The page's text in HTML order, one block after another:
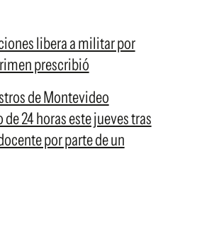
libera a militar por
prescribió
de Montevideo
24 horas este jueves tras
por parte de un